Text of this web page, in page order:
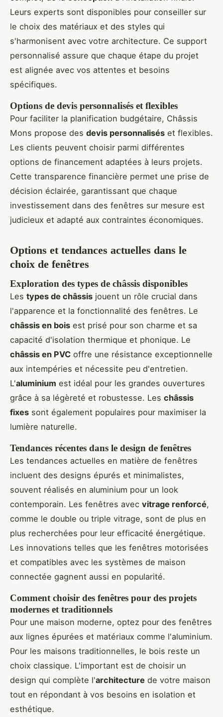
Leurs experts sont disponibles pour conseiller sur
le choix des matériaux et des styles qui
s'harmonisent avec votre architecture. Ce support
personnalisé assure que chaque étape du projet
est alignée avec vos attentes et besoins
spécifiques.
Options de devis personnalisés et flexibles
Pour faciliter la planification budgétaire, Châssis
Mons propose des devis personnalisés et flexibles.
Les clients peuvent choisir parmi différentes
options de financement adaptées à leurs projets.
Cette transparence financière permet une prise de
décision éclairée, garantissant que chaque
investissement dans des fenêtres sur mesure est
judicieux et adapté aux contraintes économiques.
Options et tendances actuelles dans le
choix de fenêtres
Exploration des types de châssis disponibles
Les types de châssis jouent un rôle crucial dans
l'apparence et la fonctionnalité des fenêtres. Le
châssis en bois est prisé pour son charme et sa
capacité d'isolation thermique et phonique. Le
châssis en PVC offre une résistance exceptionnelle
aux intempéries et nécessite peu d'entretien.
L'aluminium est idéal pour les grandes ouvertures
grâce à sa légèreté et robustesse. Les châssis
fixes sont également populaires pour maximiser la
lumière naturelle.
Tendances récentes dans le design de fenêtres
Les tendances actuelles en matière de fenêtres
incluent des designs épurés et minimalistes,
souvent réalisés en aluminium pour un look
contemporain. Les fenêtres avec vitrage renforcé,
comme le double ou triple vitrage, sont de plus en
plus recherchées pour leur efficacité énergétique.
Les innovations telles que les fenêtres motorisées
et compatibles avec les systèmes de maison
connectée gagnent aussi en popularité.
Comment choisir des fenêtres pour des projets
modernes et traditionnels
Pour une maison moderne, optez pour des fenêtres
aux lignes épurées et matériaux comme l'aluminium.
Pour les maisons traditionnelles, le bois reste un
choix classique. L'important est de choisir un
design qui complète l'architecture de votre maison
tout en répondant à vos besoins en isolation et
esthétique.